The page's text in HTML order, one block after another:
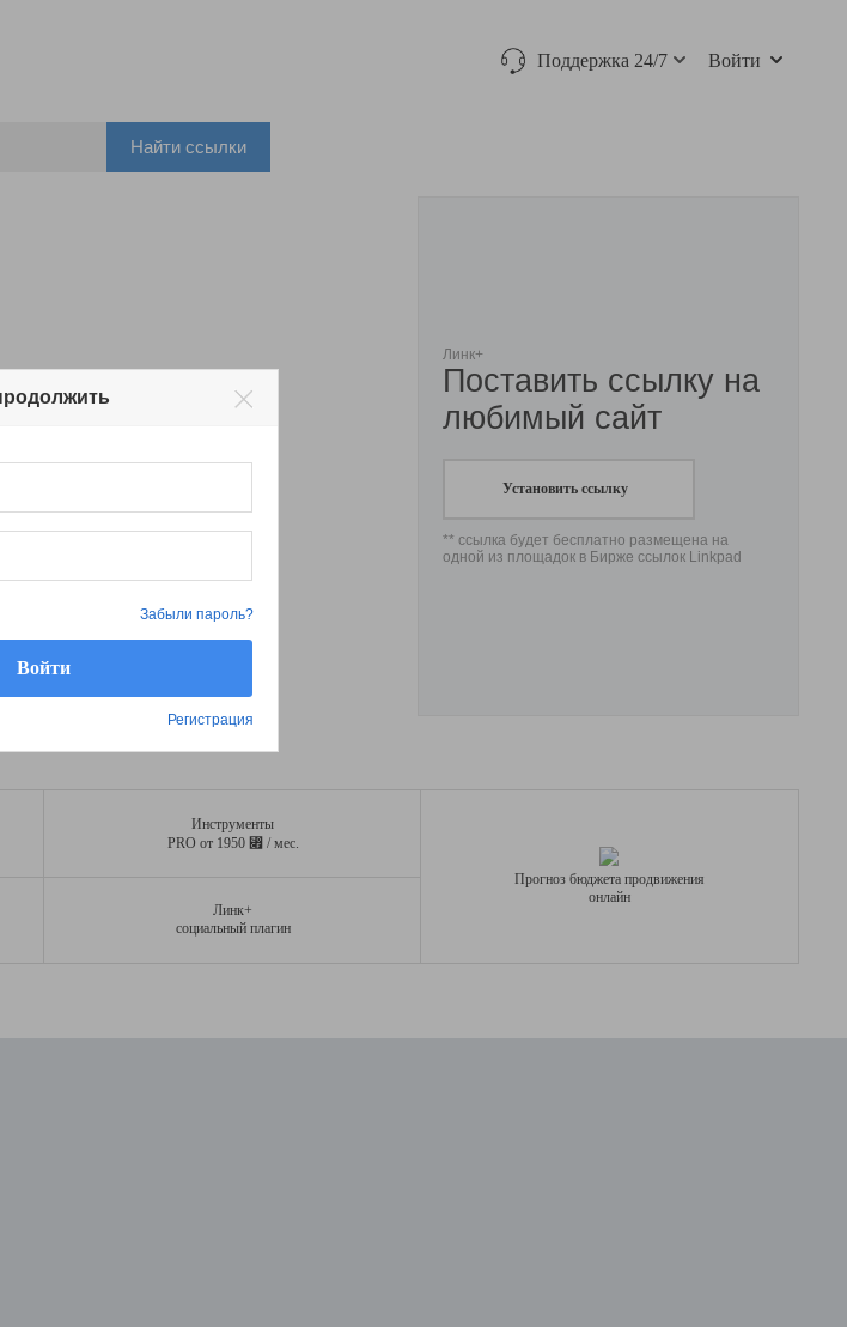
Поддержка 24/7 Войти
Найти ссылки
Линк+
Поставить ссылку на
любимый сайт
Установить ссылку
** ссылка будет бесплатно размещена на
одной из площадок в Бирже ссылок Linkpad
Инструменты
PRO от 1950 ⃏ / мес.
Линк+
социальный плагин
Прогноз бюджета продвижения
онлайн
Регистрация
Забыли пароль?